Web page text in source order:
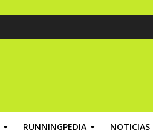
RUNNINGPEDIA NOTICIAS